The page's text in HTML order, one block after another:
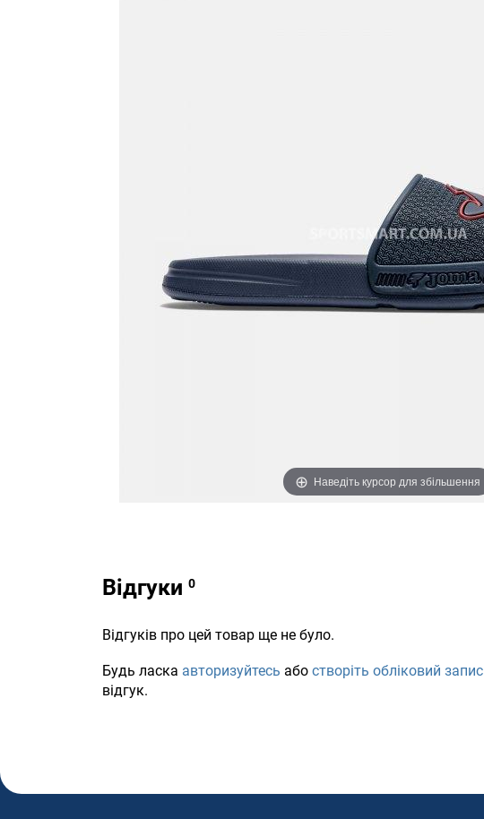
Наведіть курсор для збільшення
Відгуки
Відгуків про цей товар ще не було.
Будь ласка авторизуйтесь або створіть обліковий запис
відгук.